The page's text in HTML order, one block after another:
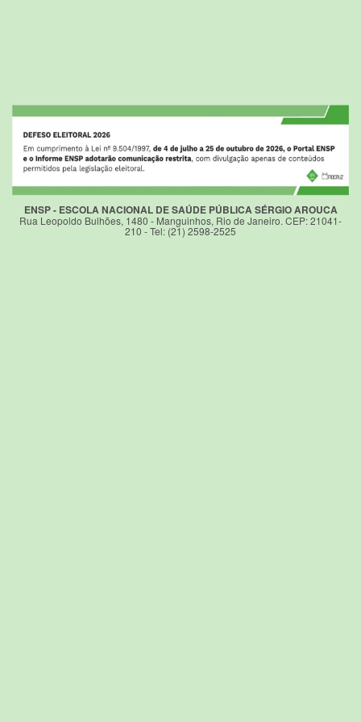
ENSP - ESCOLA NACIONAL DE SAÚDE PÚBLICA SÉRGIO AROUCA
Rua Leopoldo Bulhões, 1480 - Manguinhos, Rio de Janeiro. CEP: 21041-
210 - Tel: (21) 2598-2525